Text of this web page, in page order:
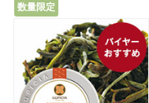
数量限定